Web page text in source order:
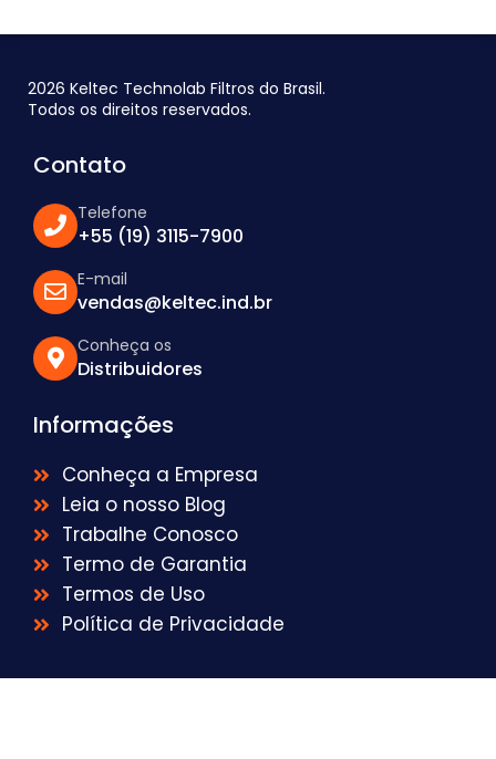
2026 Keltec Technolab Filtros do Brasil.
Todos os direitos reservados.
Contato
Telefone
+55 (19) 3115-7900
E-mail
vendas@keltec.ind.br
Conheça os
Distribuidores
Informações
Conheça a Empresa
Leia o nosso Blog
Trabalhe Conosco
Termo de Garantia
Termos de Uso
Política de Privacidade